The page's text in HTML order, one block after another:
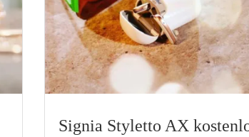
Signia Styletto AX